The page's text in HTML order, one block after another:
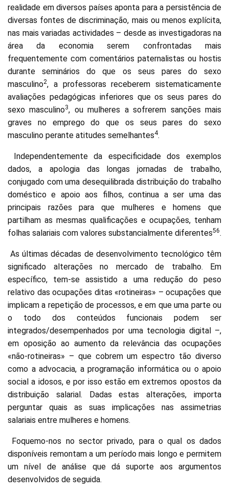
realidade em diversos países aponta para a persistência de
diversas fontes de discriminação, mais ou menos explícita,
nas mais variadas actividades – desde as investigadoras na
área da economia serem confrontadas mais
frequentemente com comentários paternalistas ou hostis
durante seminários do que os seus pares do sexo
masculino2, a professoras receberem sistematicamente
avaliações pedagógicas inferiores que os seus pares do
sexo masculino3, ou mulheres a sofrerem sanções mais
graves no emprego do que os seus pares do sexo
masculino perante atitudes semelhantes4.
Independentemente da especificidade dos exemplos
dados, a apologia das longas jornadas de trabalho,
conjugado com uma desequilibrada distribuição do trabalho
doméstico e apoio aos filhos, continua a ser uma das
principais razões para que mulheres e homens que
partilham as mesmas qualificações e ocupações, tenham
folhas salariais com valores substancialmente diferentes56.
As últimas décadas de desenvolvimento tecnológico têm
significado alterações no mercado de trabalho. Em
específico, tem-se assistido a uma redução do peso
relativo das ocupações ditas «rotineiras» – ocupações que
implicam a repetição de processos, e em que uma parte ou
o todo dos conteúdos funcionais podem ser
integrados/desempenhados por uma tecnologia digital –,
em oposição ao aumento da relevância das ocupações
«não-rotineiras» – que cobrem um espectro tão diverso
como a advocacia, a programação informática ou o apoio
social a idosos, e por isso estão em extremos opostos da
distribuição salarial. Dadas estas alterações, importa
perguntar quais as suas implicações nas assimetrias
salariais entre mulheres e homens.
Foquemo-nos no sector privado, para o qual os dados
disponíveis remontam a um período mais longo e permitem
um nível de análise que dá suporte aos argumentos
desenvolvidos de seguida.